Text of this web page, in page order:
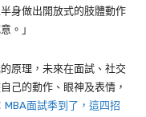
身做出開放式的肢體動作
。」
原理，未來在面試、社交
己的動作、眼神及表情，
MBA面試季到了，這四招